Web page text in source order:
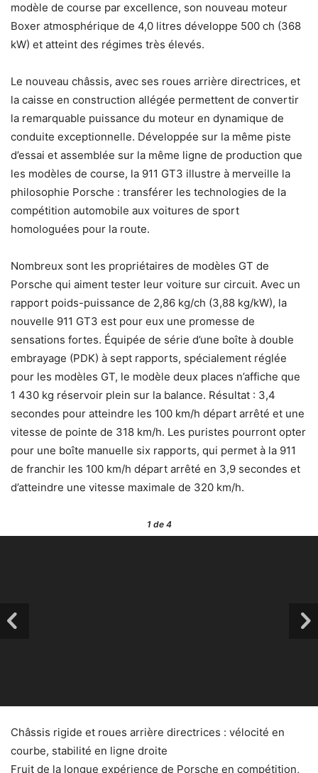
modèle de course par excellence, son nouveau moteur
Boxer atmosphérique de 4,0 litres développe 500 ch (368
kW) et atteint des régimes très élevés.
Le nouveau châssis, avec ses roues arrière directrices, et
la caisse en construction allégée permettent de convertir
la remarquable puissance du moteur en dynamique de
conduite exceptionnelle. Développée sur la même piste
d’essai et assemblée sur la même ligne de production que
les modèles de course, la 911 GT3 illustre à merveille la
philosophie Porsche : transférer les technologies de la
compétition automobile aux voitures de sport
homologuées pour la route.
Nombreux sont les propriétaires de modèles GT de
Porsche qui aiment tester leur voiture sur circuit. Avec un
rapport poids-puissance de 2,86 kg/ch (3,88 kg/kW), la
nouvelle 911 GT3 est pour eux une promesse de
sensations fortes. Équipée de série d’une boîte à double
embrayage (PDK) à sept rapports, spécialement réglée
pour les modèles GT, le modèle deux places n’affiche que
1 430 kg réservoir plein sur la balance. Résultat : 3,4
secondes pour atteindre les 100 km/h départ arrêté et une
vitesse de pointe de 318 km/h. Les puristes pourront opter
pour une boîte manuelle six rapports, qui permet à la 911
de franchir les 100 km/h départ arrêté en 3,9 secondes et
d’atteindre une vitesse maximale de 320 km/h.
1de 4
Châssis rigide et roues arrière directrices : vélocité en
courbe, stabilité en ligne droite
Fruit de la longue expérience de Porsche en compétition,